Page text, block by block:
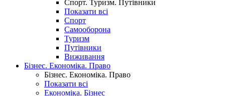
Спорт. Туризм. Путівники
Показати всі
Спорт
Самооборона
Туризм
Путівники
Виживання
Бізнес. Економіка. Право
Бізнес. Економіка. Право
Показати всі
Економіка. Бізнес